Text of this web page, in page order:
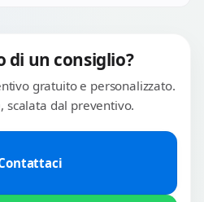
di un consiglio?
gratuito e personalizzato.
scalata dal preventivo.